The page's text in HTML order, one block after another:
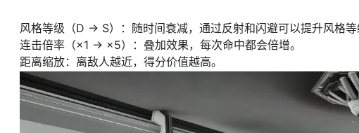
风格等级（D → S）：随时间衰减，通过反射和闪避可以提升风格等
连击倍率（×1 → ×5）：叠加效果，每次命中都会倍增。
距离缩放：离敌人越近，得分价值越高。